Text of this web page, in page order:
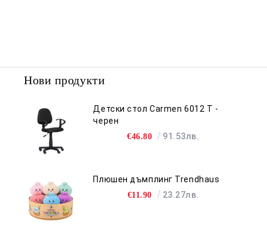
Нови продукти
Детски стол Carmen 6012 T -
черен
€46.80 91.53лв.
Плюшен дъмплинг Trendhaus
€11.90 23.27лв.